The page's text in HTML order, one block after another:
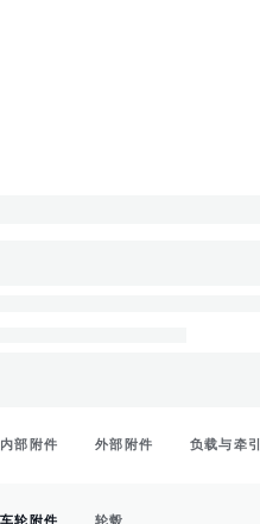
内部附件 外部附件 负载与牵引